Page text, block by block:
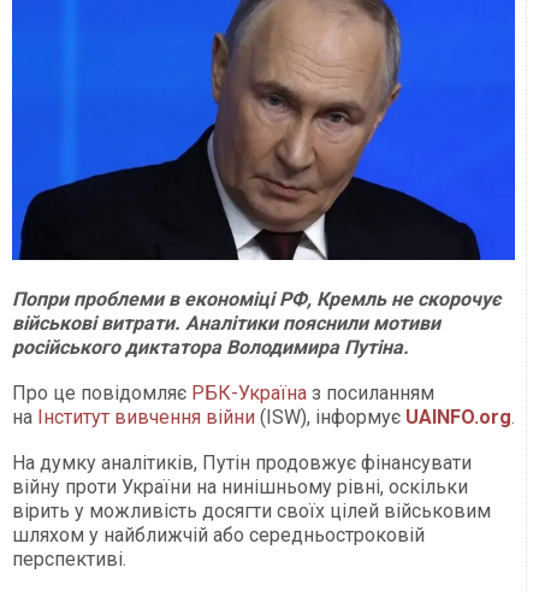
Попри проблеми в економіці РФ, Кремль не скорочує
військові витрати. Аналітики пояснили мотиви
російського диктатора Володимира Путіна.
Про це повідомляє РБК-Україна з посиланням
на Інститут вивчення війни (ISW), інформує UAINFO.org.
На думку аналітиків, Путін продовжує фінансувати
війну проти України на нинішньому рівні, оскільки
вірить у можливість досягти своїх цілей військовим
шляхом у найближчій або середньостроковій
перспективі.